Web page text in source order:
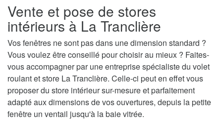
Vente et pose de stores
intérieurs à La Tranclière
Vos fenêtres ne sont pas dans une dimension standard ?
Vous voulez être conseillé pour choisir au mieux ? Faites-
vous accompagner par une entreprise spécialiste du volet
roulant et store La Tranclière. Celle-ci peut en effet vous
proposer du store intérieur sur-mesure et parfaitement
adapté aux dimensions de vos ouvertures, depuis la petite
fenêtre un ventail jusqu'à la baie vitrée.